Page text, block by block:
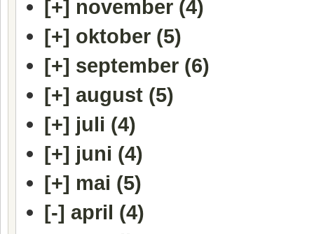
[+] november (4)
[+] oktober (5)
[+] september (6)
[+] august (5)
[+] juli (4)
[+] juni (4)
[+] mai (5)
[-] april (4)